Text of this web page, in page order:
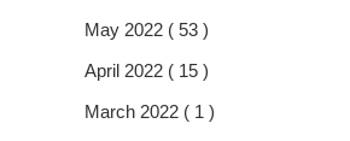
May 2022 ( 53 )
April 2022 ( 15 )
March 2022 ( 1 )